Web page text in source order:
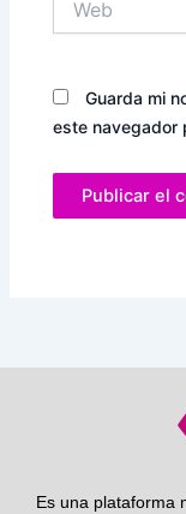
Guarda mi
este navegador
Es una plataforma